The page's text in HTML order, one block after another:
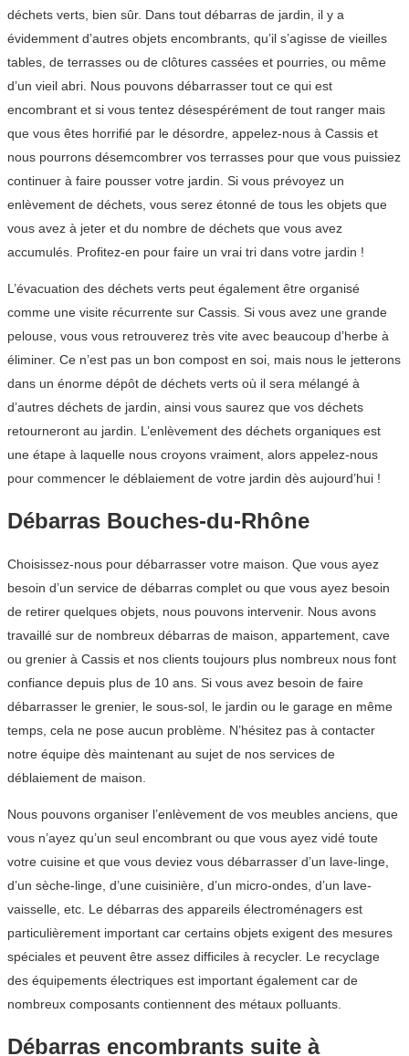
déchets verts, bien sûr. Dans tout débarras de jardin, il y a
évidemment d’autres objets encombrants, qu’il s’agisse de vieilles
tables, de terrasses ou de clôtures cassées et pourries, ou même
d’un vieil abri. Nous pouvons débarrasser tout ce qui est
encombrant et si vous tentez désespérément de tout ranger mais
que vous êtes horrifié par le désordre, appelez-nous à Cassis et
nous pourrons désemcombrer vos terrasses pour que vous puissiez
continuer à faire pousser votre jardin. Si vous prévoyez un
enlèvement de déchets, vous serez étonné de tous les objets que
vous avez à jeter et du nombre de déchets que vous avez
accumulés. Profitez-en pour faire un vrai tri dans votre jardin !
L’évacuation des déchets verts peut également être organisé
comme une visite récurrente sur Cassis. Si vous avez une grande
pelouse, vous vous retrouverez très vite avec beaucoup d’herbe à
éliminer. Ce n’est pas un bon compost en soi, mais nous le jetterons
dans un énorme dépôt de déchets verts où il sera mélangé à
d’autres déchets de jardin, ainsi vous saurez que vos déchets
retourneront au jardin. L’enlèvement des déchets organiques est
une étape à laquelle nous croyons vraiment, alors appelez-nous
pour commencer le déblaiement de votre jardin dès aujourd’hui !
Débarras Bouches-du-Rhône
Choisissez-nous pour débarrasser votre maison. Que vous ayez
besoin d’un service de débarras complet ou que vous ayez besoin
de retirer quelques objets, nous pouvons intervenir. Nous avons
travaillé sur de nombreux débarras de maison, appartement, cave
ou grenier à Cassis et nos clients toujours plus nombreux nous font
confiance depuis plus de 10 ans. Si vous avez besoin de faire
débarrasser le grenier, le sous-sol, le jardin ou le garage en même
temps, cela ne pose aucun problème. N’hésitez pas à contacter
notre équipe dès maintenant au sujet de nos services de
déblaiement de maison.
Nous pouvons organiser l’enlèvement de vos meubles anciens, que
vous n’ayez qu’un seul encombrant ou que vous ayez vidé toute
votre cuisine et que vous deviez vous débarrasser d’un lave-linge,
d’un sèche-linge, d’une cuisinière, d’un micro-ondes, d’un lave-
vaisselle, etc. Le débarras des appareils électroménagers est
particulièrement important car certains objets exigent des mesures
spéciales et peuvent être assez difficiles à recycler. Le recyclage
des équipements électriques est important également car de
nombreux composants contiennent des métaux polluants.
Débarras encombrants suite à